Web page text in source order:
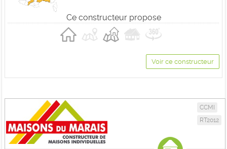
Ce constructeur propose
Voir ce constructeur
CCMI
RT2012